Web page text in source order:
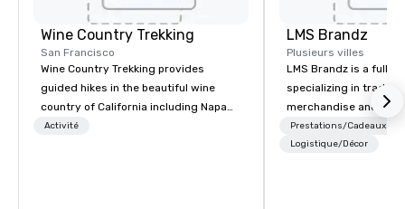
Wine Country Trekking
San Francisco
Wine Country Trekking provides
guided hikes in the beautiful wine
country of California including Napa
and Sonoma Valleys. These
Activité
LMS Brandz
Plusieurs villes
LMS Brandz is a full-
specializing in trade
merchandise and
booth giveaways and
to executive gifting,
Prestations/Cadeaux
Logistique/Décor